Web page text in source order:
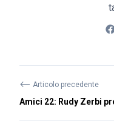
⟵ Articolo precedente
Amici 22: Rudy Zerbi